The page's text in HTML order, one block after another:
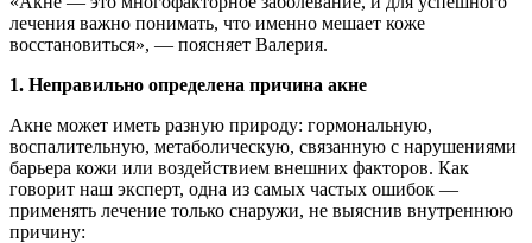
лечения важно понимать, что именно мешает коже
восстановиться», — поясняет Валерия.
1. Неправильно определена причина акне
Акне может иметь разную природу: гормональную,
воспалительную, метаболическую, связанную с нарушениями
барьера кожи или воздействием внешних факторов. Как
говорит наш эксперт, одна из самых частых ошибок —
применять лечение только снаружи, не выяснив внутреннюю
причину: